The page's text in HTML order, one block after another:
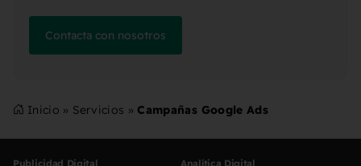
Contacta con nosotros
Inicio » Servicios » Campañas Google Ads
Publicidad Digital Analítica Digital